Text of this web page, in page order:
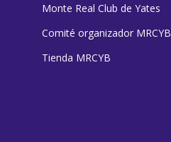
Monte Real Club de Yates
Comité organizador MRCYB
Tienda MRCYB